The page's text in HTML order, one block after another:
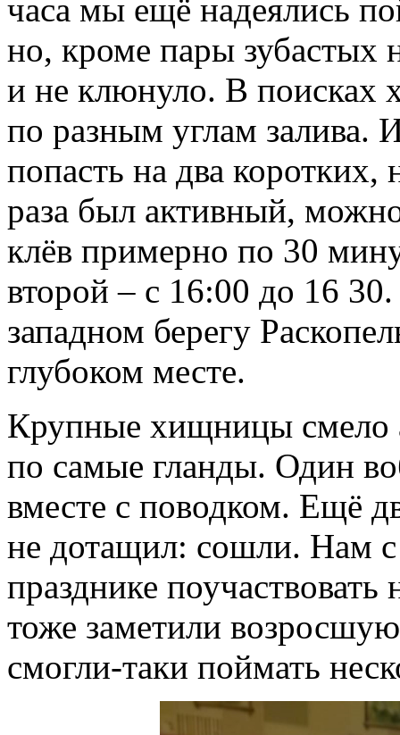
часа мы ещё надеялись
но, кроме пары зубастых
и не клюнуло. В поисках
по разным углам залива.
попасть на два
раза был активный,
клёв примерно по 30
второй – с 16:00 до 16
западном берегу
глубоком месте.
Крупные хищницы смело
по самые гланды. Один
вместе с поводком. Ещё
не дотащил: сошли. Нам
празднике
тоже заметили
смогли-таки поймать